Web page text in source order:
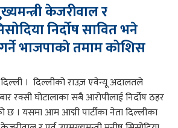
केजरीवाल र
निर्दोष सावित भने
भाजपाको तमाम कोशिस
। दिल्लीको राउज़ एवेन्यू अदालतले
रक्सी घोटालाका सबै आरोपीलाई निर्दोष ठहर
छ । यसमा आम आद्मी पार्टीका नेता दिल्लीका